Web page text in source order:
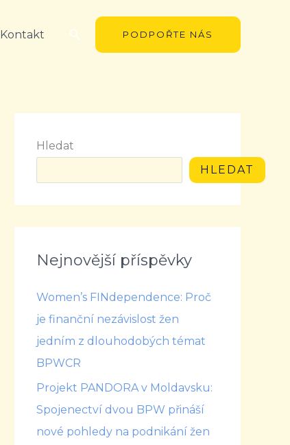
Kontakt Hledat PODPOŘTE NÁS
Hledat
HLEDAT
Nejnovější příspěvky
Women’s FINdependence: Proč
je finanční nezávislost žen
jedním z dlouhodobých témat
BPWCR
Projekt PANDORA v Moldavsku:
Spojenectví dvou BPW přináší
nové pohledy na podnikání žen